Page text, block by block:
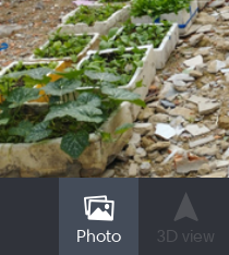
Photo 3D view